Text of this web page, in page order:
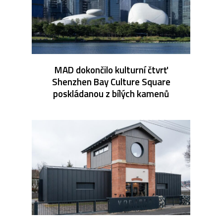
MAD dokončilo kulturní čtvrť
Shenzhen Bay Culture Square
poskládanou z bílých kamenů